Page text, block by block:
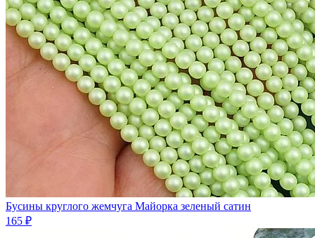
Бусины круглого жемчуга Майорка зеленый сатин
165 ₽